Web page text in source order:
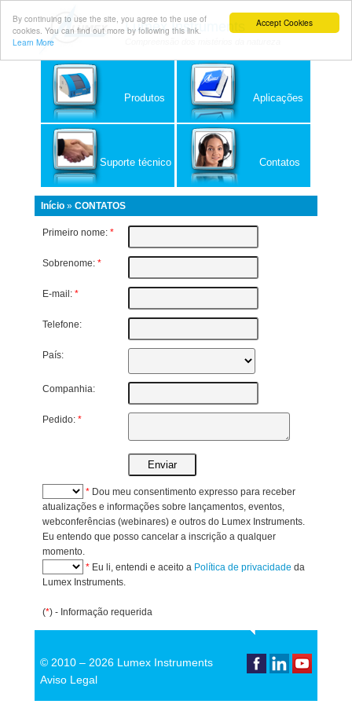
Accept Cookies
By continuing to use the site, you agree to the use of
cookies. You can find out more by following this link.
Learn More
Lumex Instruments
Produtos Aplicações
Suporte técnico Contatos
Início » CONTATOS
Primeiro nome: *
Sobrenome: *
E-mail: *
Telefone:
País:
Companhia:
Pedido: *
* Dou meu consentimento expresso para receber
atualizações e informações sobre lançamentos, eventos,
webconferências (webinares) e outros do Lumex Instruments.
Eu entendo que posso cancelar a inscrição a qualquer
momento.
* Eu li, entendi e aceito a Política de privacidade da
Lumex Instruments.
(*) - Informação requerida
© 2010 – 2026 Lumex Instruments
Aviso Legal